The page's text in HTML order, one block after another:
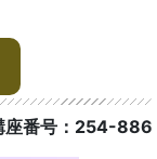
座番号：254-886